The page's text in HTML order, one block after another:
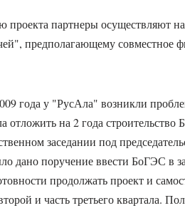
проекта партнеры осуществляют
предполагающему совместное
года у "РусАла" возникли
отложить на 2 года
заседании под
дано поручение ввести БоГЭС в
продолжать проект и
и часть третьего квартала.